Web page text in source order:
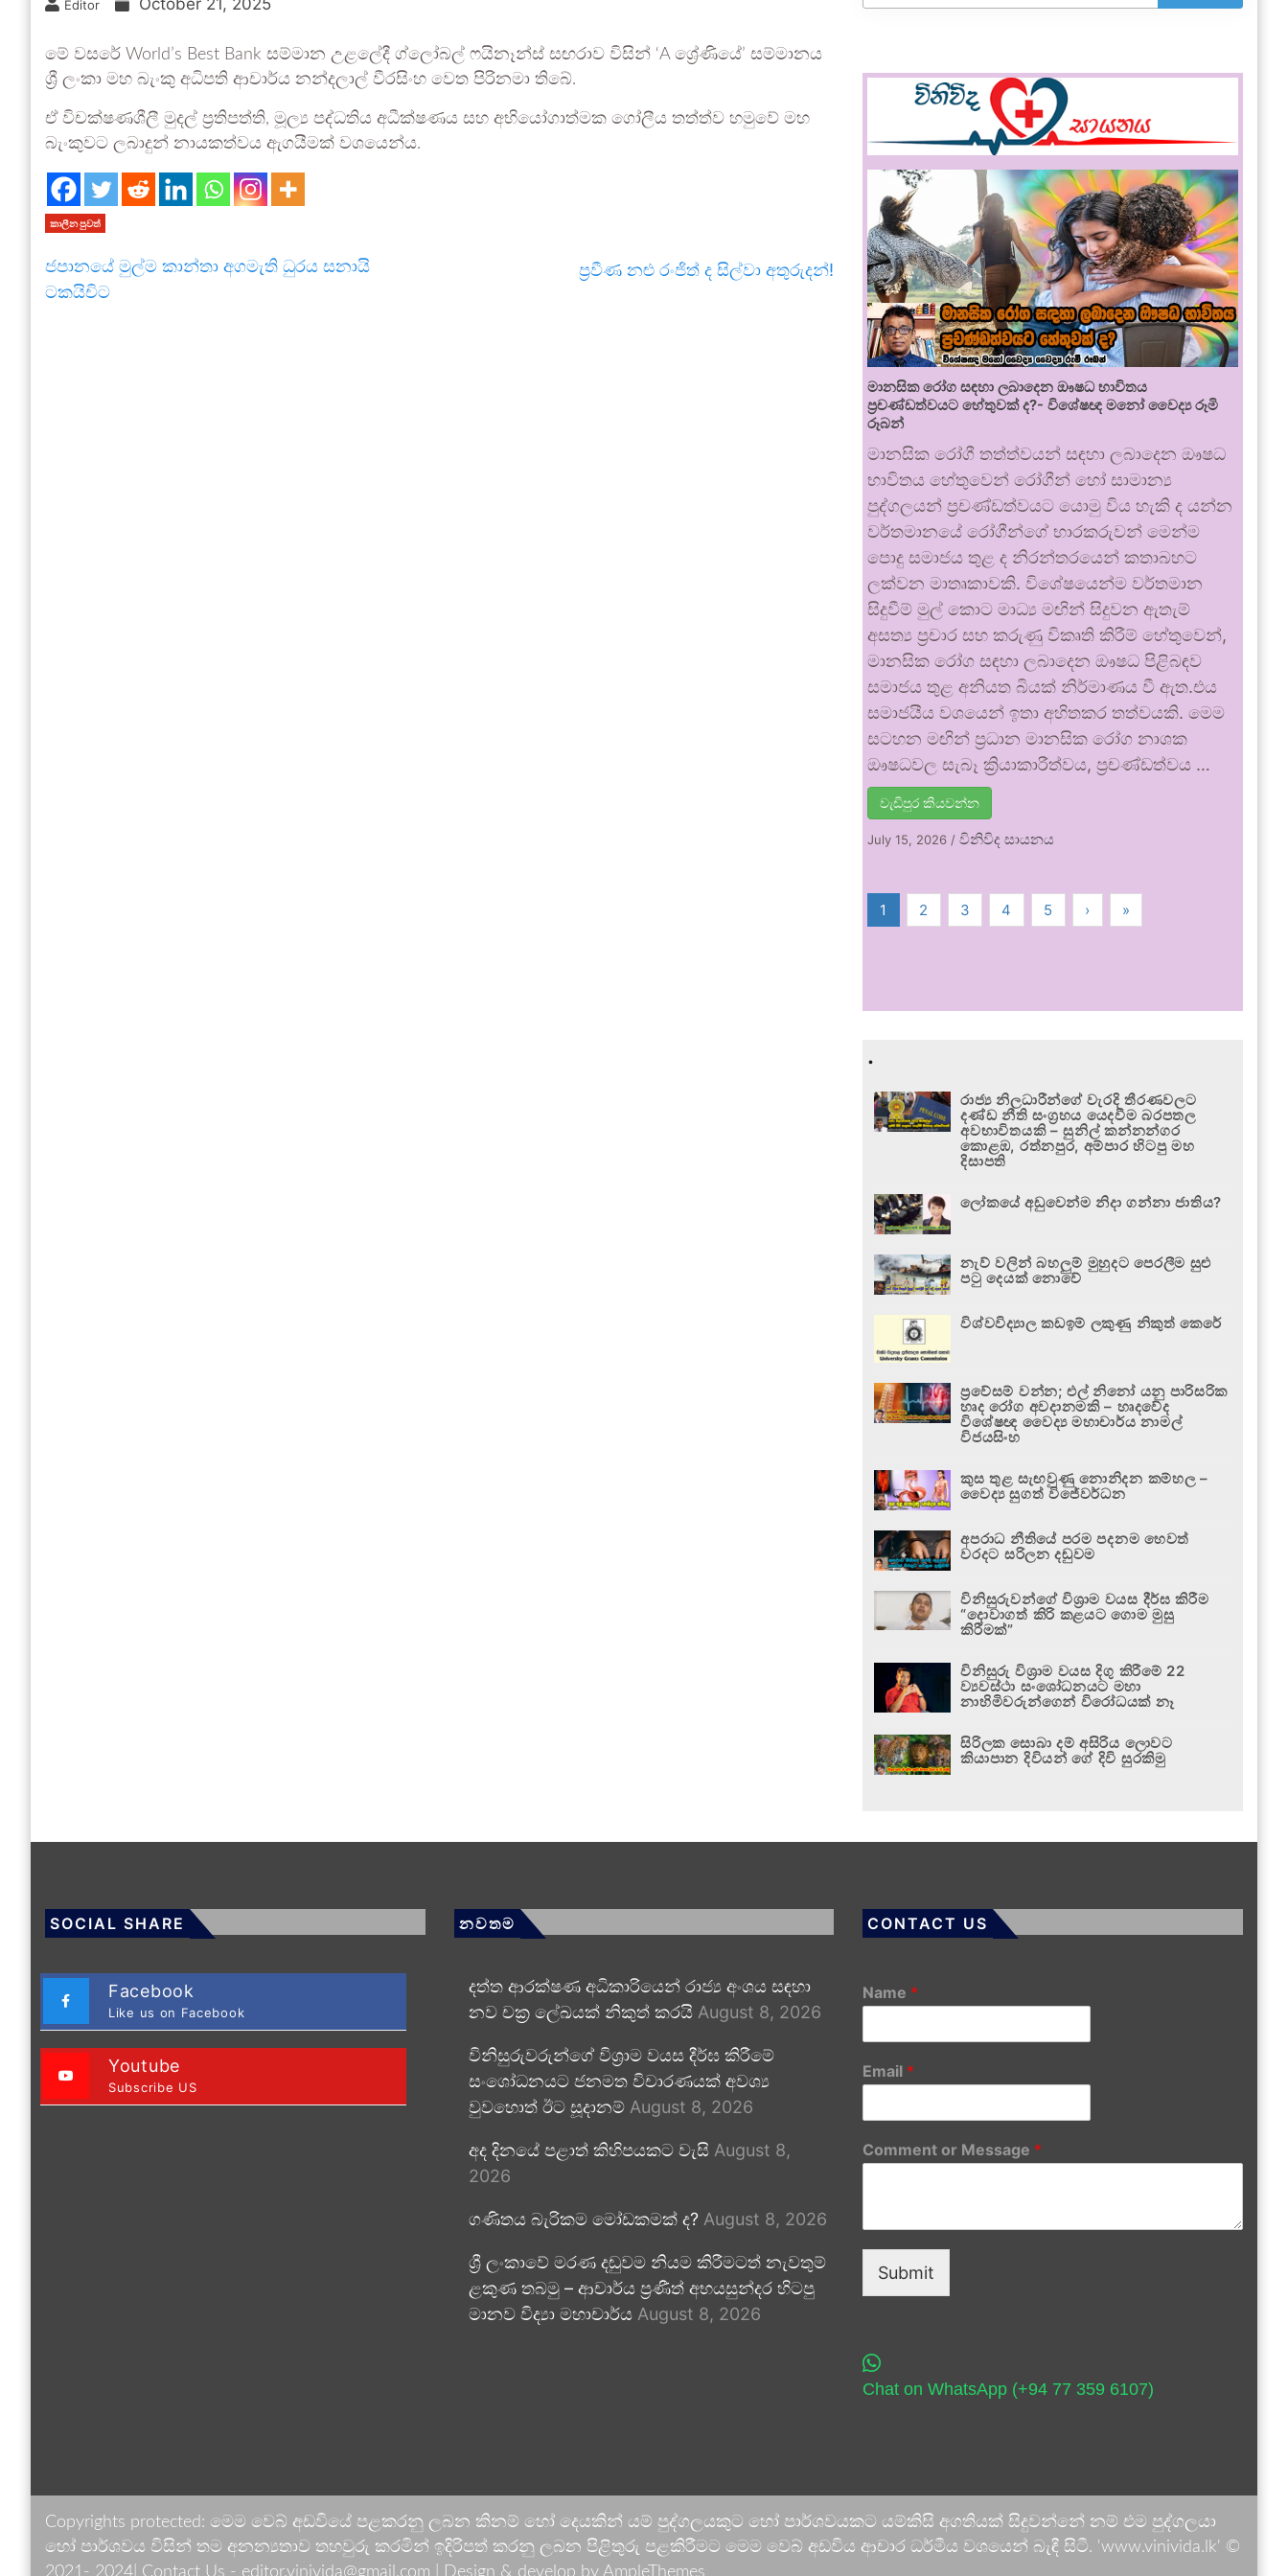
Editor October 21, 2025
මේ වසරේ World’s Best Bank සම්මාන උළලේදී ග්ලෝබල් ෆයිනෑන්ස් සඟරාව විසින් ‘A ශ්‍රේණියේ’ සම්මානය
ශ්‍රී ලංකා මහ බැංකු අධිපති ආචාර්ය නන්දලාල් වීරසිංහ වෙත පිරිනමා තිබේ.
ඒ විචක්ෂණශීලී මුදල් ප්‍රතිපත්ති, මූල්‍ය පද්ධතිය අධීක්ෂණය සහ අභියෝගාත්මක ගෝලීය තත්ත්ව හමුවේ මහ
බැංකුවට ලබාදුන් නායකත්වය ඇගයීමක් වශයෙන්ය.
කාලීන පුවත්
ජපානයේ මුල්ම කාන්තා අගමැති ධුරය සනායි
ටකයිචිට
ප්‍රවීණ නළු රංජිත් ද සිල්වා අතුරුදන්!
මානසික රෝග සඳහා ලබාදෙන ඖෂධ භාවිතය
ප්‍රචණ්ඩත්වයට හේතුවක් ද?- විශේෂඥ මනෝ වෛද්‍ය රූමි
රූබන්
මානසික රෝගී තත්ත්වයන් සඳහා ලබාදෙන ඖෂධ
භාවිතය හේතුවෙන් රෝගීන් හෝ සාමාන්‍ය
පුද්ගලයන් ප්‍රචණ්ඩත්වයට යොමු විය හැකි ද යන්න
වර්තමානයේ රෝගීන්ගේ භාරකරුවන් මෙන්ම
පොදු සමාජය තුළ ද නිරන්තරයෙන් කතාබහට
ලක්වන මාතෘකාවකි. විශේෂයෙන්ම වර්තමාන
සිදුවීම් මුල් කොට මාධ්‍ය මඟින් සිදුවන ඇතැම්
අසත්‍ය ප්‍රචාර සහ කරුණු විකෘති කිරීම් හේතුවෙන්,
මානසික රෝග සඳහා ලබාදෙන ඖෂධ පිළිබඳව
සමාජය තුළ අනියත බියක් නිර්මාණය වී ඇත.එය
සමාජයීය වශයෙන් ඉතා අහිතකර තත්වයකි. මෙම
සටහන මඟින් ප්‍රධාන මානසික රෝග නාශක
ඖෂධවල සැබෑ ක්‍රියාකාරීත්වය, ප්‍රචණ්ඩත්වය …
වැඩිපුර කියවන්න
July 15, 2026 /විනිවිද සායනය
1 2 3 4 5 › »
.
රාජ්‍ය නිලධාරීන්ගේ වැරදි තීරණවලට
දණ්ඩ නීති සංග්‍රහය යෙදවීම බරපතල
අවභාවිතයකි – සුනිල් කන්නන්ගර
කොළඹ, රත්නපුර, අම්පාර හිටපු මහ
දිසාපති
ලෝකයේ අඩුවෙන්ම නිදා ගන්නා ජාතිය?
නැව් වලින් බහලුම් මුහුදට පෙරලීම සුළු
පටු දෙයක් නොවේ
විශ්වවිද්‍යාල කඩඉම් ලකුණු නිකුත් කෙරේ
ප්‍රවේසම් වන්න; එල් නිනෝ යනු පාරිසරික
හෘද රෝග අවදානමකි – හෘදවේද
විශේෂඥ වෛද්‍ය මහාචාර්ය නාමල්
විජයසිංහ
කුස තුළ සැඟවුණු නොනිදන කම්හල –
වෛද්‍ය සුගත් විජේවර්ධන
අපරාධ නීතියේ පරම පදනම හෙවත්
වරදට සරිලන දඬුවම
විනිසුරුවන්ගේ විශ්‍රාම වයස දීර්ඝ කිරීම
“දොවාගත් කිරි කළයට ගොම මුසු
කිරීමක්”
විනිසුරු විශ්‍රාම වයස දිගු කිරීමේ 22
ව්‍යවස්ථා සංශෝධනයට මහා
නාහිමිවරුන්ගෙන් විරෝධයක් නෑ
සිරිලක සොබා දම් අසිරිය ලොවට
කියාපාන දිවියන් ගේ දිවි සුරකිමු
SOCIAL SHARE
Facebook
Like us on Facebook
Youtube
Subscribe US
නවතම
දත්ත ආරක්ෂණ අධිකාරියෙන් රාජ්‍ය අංශය සඳහා
නව චක්‍ර ලේඛයක් නිකුත් කරයි August 8, 2026
විනිසුරුවරුන්ගේ විශ්‍රාම වයස දීර්ඝ කිරීමේ
සංශෝධනයට ජනමත විචාරණයක් අවශ්‍ය
වුවහොත් ඊට සූදානම් August 8, 2026
අද දිනයේ පළාත් කිහිපයකට වැසි August 8,
2026
ගණිතය බැරිකම මෝඩකමක් ද? August 8, 2026
ශ්‍රී ලංකාවේ මරණ දඬුවම නියම කිරීමටත් නැවතුම්
ළකුණ තබමු – ආචාර්ය ප්‍රණීත් අභයසුන්දර හිටපු
මානව විද්‍යා මහාචාර්ය August 8, 2026
CONTACT US
Name *
Email *
Comment or Message *
Submit
Chat on WhatsApp (+94 77 359 6107)
Copyrights protected: මෙම වෙබ් අඩවියේ පළකරනු ලබන කිනම් හෝ දෙයකින් යම් පුද්ගලයකුට හෝ පාර්ශවයකට යම්කිසි අගතියක් සිදුවන්නේ නම් එම පුද්ගලයා
හෝ පාර්ශවය විසින් තම අනන්‍යතාව තහවුරු කරමින් ඉදිරිපත් කරනු ලබන පිළිතුරු පළකිරීමට මෙම වෙබ් අඩවිය ආචාර ධර්මීය වශයෙන් බැඳී සිටී. 'www.vinivida.lk' ©
2021- 2024| Contact Us - editor.vinivida@gmail.com |
Design & develop by AmpleThemes